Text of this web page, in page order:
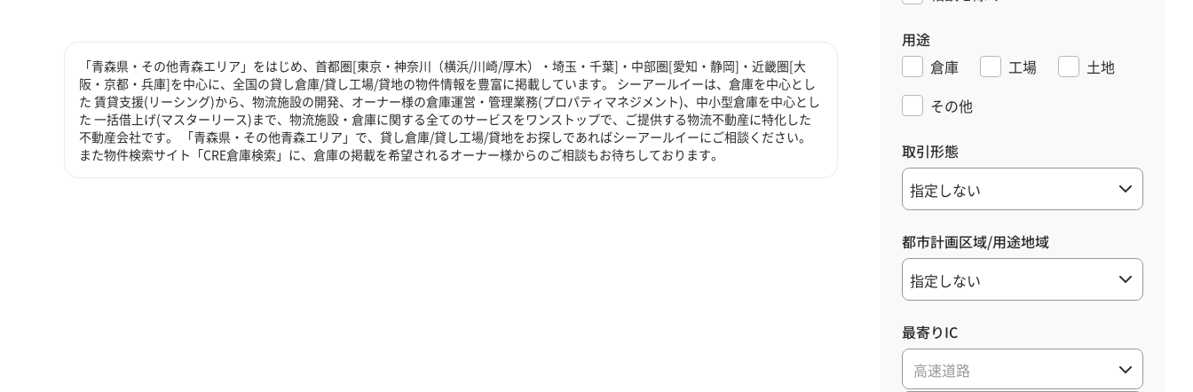
「青森県・その他青森エリア」をはじめ、首都圏[東京・神奈川（横浜/川崎/厚木）・埼玉・千葉]・中部圏[愛知・静岡]・近畿圏[大
阪・京都・兵庫]を中心に、全国の貸し倉庫/貸し工場/貸地の物件情報を豊富に掲載しています。 シーアールイーは、倉庫を中心とし
た 賃貸支援(リーシング)から、物流施設の開発、オーナー様の倉庫運営・管理業務(プロパティマネジメント)、中小型倉庫を中心とし
た 一括借上げ(マスターリース)まで、物流施設・倉庫に関する全てのサービスをワンストップで、ご提供する物流不動産に特化した
不動産会社です。 「青森県・その他青森エリア」で、貸し倉庫/貸し工場/貸地をお探しであればシーアールイーにご相談ください。
また物件検索サイト「CRE倉庫検索」に、倉庫の掲載を希望されるオーナー様からのご相談もお待ちしております。
用途
倉庫
工場
土地
その他
取引形態
都市計画区域/用途地域
最寄りIC
高速道路